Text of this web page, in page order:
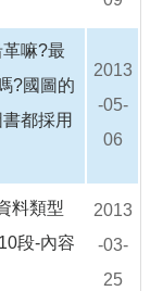
嘛?最
?國圖的
都採用
2013
-05-
06
料類型
段-內容
2013
-03-
25